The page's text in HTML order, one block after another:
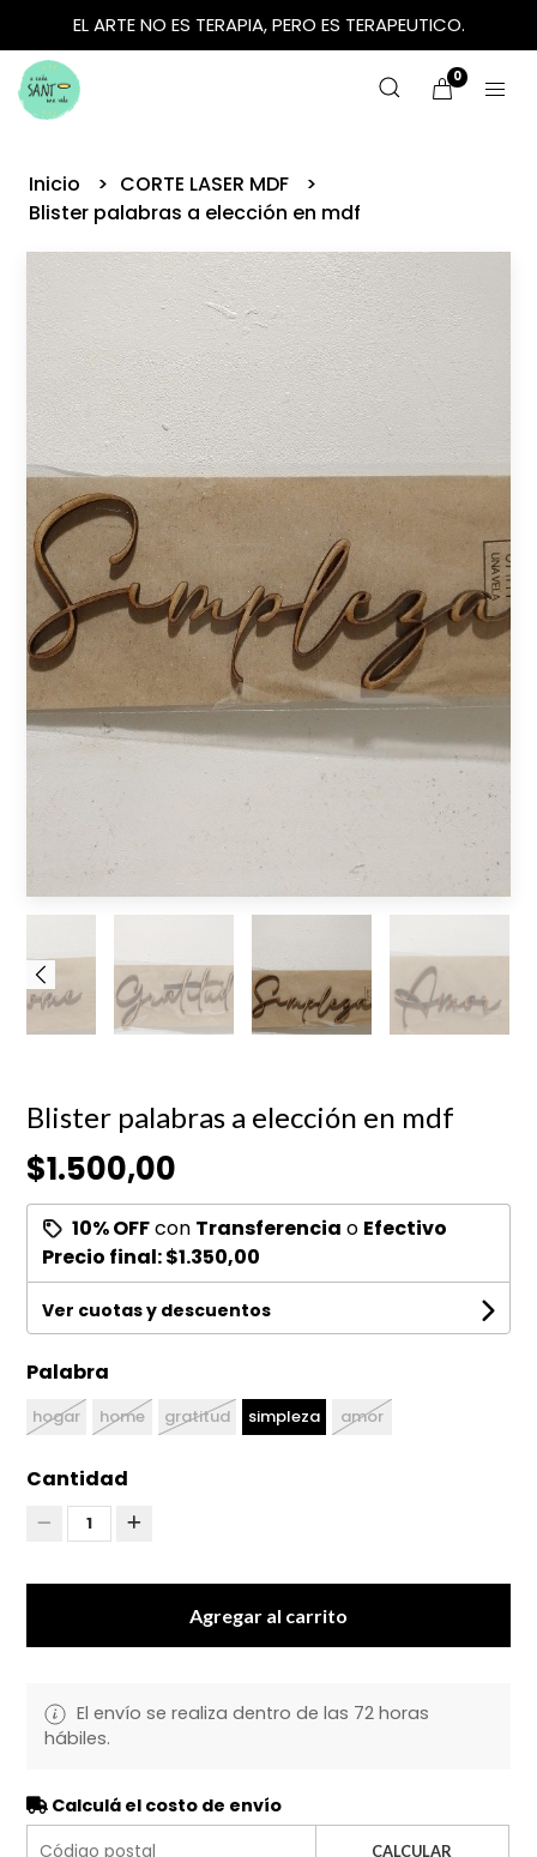
EL ARTE NO ES TERAPIA, PERO ES TERAPEUTICO.
0
Inicio
CORTE LASER MDF
Blister palabras a elección en mdf
Blister palabras a elección en mdf
$1.500,00
10% OFFcon Transferencia o Efectivo
Precio final:$1.350,00
Ver cuotas y descuentos
Palabra
hogar home gratitud simpleza amor
Cantidad
1
Agregar al carrito
El envío se realiza dentro de las 72 horas
hábiles.
Calculá el costo de envío
CALCULAR